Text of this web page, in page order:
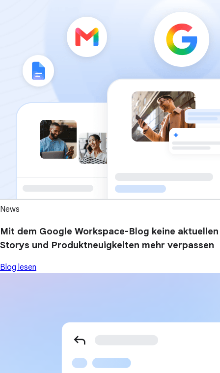
News
Mit dem Google Workspace-Blog keine aktuellen
Storys und Produktneuigkeiten mehr verpassen
Blog lesen